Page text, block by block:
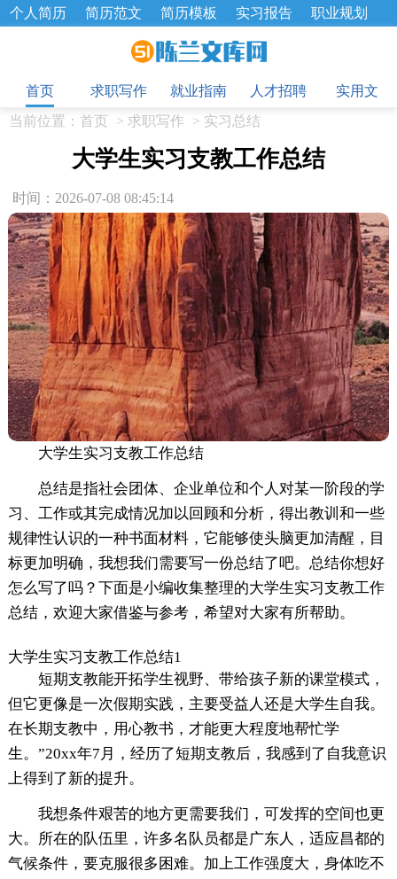
个人简历 简历范文 简历模板 实习报告
职业规划
招聘选拔 绩效考核 企业文化
工作总结
辞职报告
首页
求职写作 就业指南 人才招聘
实用文
当前位置： 首页 > 求职写作 > 实习总结
大学生实习支教工作总结
时间：2026-07-08 08:45:14
大学生实习支教工作总结
总结是指社会团体、企业单位和个人对某一阶段的学
习、工作或其完成情况加以回顾和分析，得出教训和一些
规律性认识的一种书面材料，它能够使头脑更加清醒，目
标更加明确，我想我们需要写一份总结了吧。总结你想好
怎么写了吗？下面是小编收集整理的大学生实习支教工作
总结，欢迎大家借鉴与参考，希望对大家有所帮助。
大学生实习支教工作总结1
短期支教能开拓学生视野、带给孩子新的课堂模式，
但它更像是一次假期实践，主要受益人还是大学生自我。
在长期支教中，用心教书，才能更大程度地帮忙学
生。”20xx年7月，经历了短期支教后，我感到了自我意识
上得到了新的提升。
我想条件艰苦的地方更需要我们，可发挥的空间也更
大。所在的队伍里，许多名队员都是广东人，适应昌都的
气候条件，要克服很多困难。加上工作强度大，身体吃不